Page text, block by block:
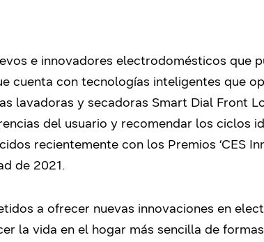
e innovadores electrodomésticos que
cuenta con tecnologías inteligentes que
lavadoras y secadoras Smart Dial Front
del usuario y recomendar los ciclos
recientemente con los Premios ‘CES
de 2021.
a ofrecer nuevas innovaciones en
la vida en el hogar más sencilla de